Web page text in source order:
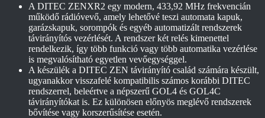
A DITEC ZENXR2 egy modern, 433,92 MHz frekvencián
működő rádióvevő, amely lehetővé teszi automata kapuk,
garázskapuk, sorompók és egyéb automatizált rendszerek
távirányítós vezérlését. A rendszer két relés kimenettel
rendelkezik, így több funkció vagy több automatika vezérlése
is megvalósítható egyetlen vevőegységgel.
A készülék a DITEC ZEN távirányító család számára készült,
ugyanakkor visszafelé kompatibilis számos korábbi DITEC
rendszerrel, beleértve a népszerű GOL4 és GOL4C
távirányítókat is. Ez különösen előnyös meglévő rendszerek
bővítése vagy korszerűsítése esetén.